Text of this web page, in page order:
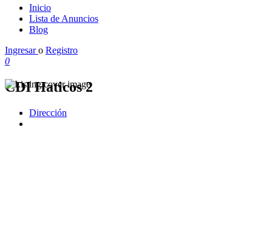
Inicio
Lista de Anuncios
Blog
Ingresaro Registro
0
CDI Haticos 2
Dirección